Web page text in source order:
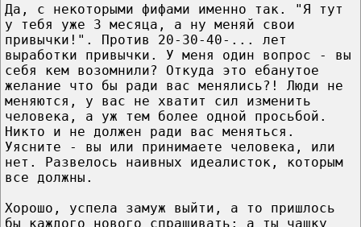
Да, с некоторыми фифами именно так. "Я тут
у тебя уже 3 месяца, а ну меняй свои
привычки!". Против 20-30-40-... лет
выработки привычки. У меня один вопрос - вы
себя кем возомнили? Откуда это ебанутое
желание что бы ради вас менялись?! Люди не
меняются, у вас не хватит сил изменить
человека, а уж тем более одной просьбой.
Никто и не должен ради вас меняться.
Уясните - вы или принимаете человека, или
нет. Развелось наивных идеалисток, которым
все должны.
Хорошо, успела замуж выйти, а то пришлось
бы каждого нового спрашивать: а ты чашку